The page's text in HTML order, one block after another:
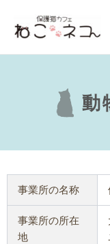
ス
動
事業所の名称
事業所の所在
地